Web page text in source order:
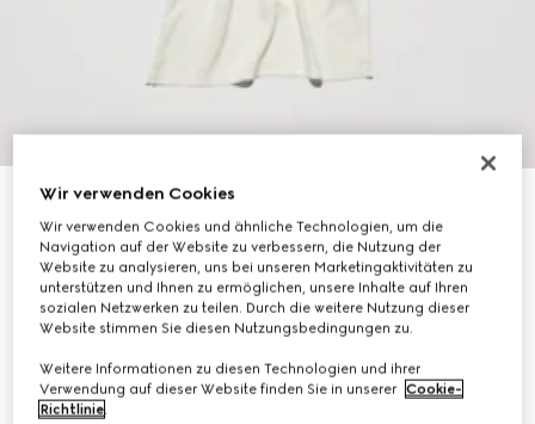
Poloshirt aus technischem GG Jersey-Jacquard
€ 980
Variantenweiß
Wir verwenden Cookies
Wir verwenden Cookies und ähnliche Technologien, um die
Navigation auf der Website zu verbessern, die Nutzung der
Website zu analysieren, uns bei unseren Marketingaktivitäten zu
unterstützen und Ihnen zu ermöglichen, unsere Inhalte auf Ihren
sozialen Netzwerken zu teilen. Durch die weitere Nutzung dieser
Website stimmen Sie diesen Nutzungsbedingungen zu.
Weitere Informationen zu diesen Technologien und ihrer
Verwendung auf dieser Website finden Sie in unserer Cookie-
Richtlinie.